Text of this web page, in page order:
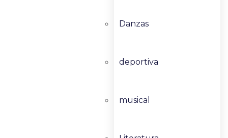
Danzas
deportiva
musical